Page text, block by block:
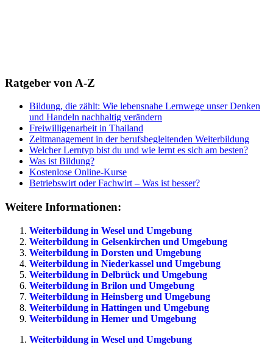
Ratgeber von A-Z
Bildung, die zählt: Wie lebensnahe Lernwege unser Denken
und Handeln nachhaltig verändern
Freiwilligenarbeit in Thailand
Zeitmanagement in der berufsbegleitenden Weiterbildung
Welcher Lerntyp bist du und wie lernt es sich am besten?
Was ist Bildung?
Kostenlose Online-Kurse
Betriebswirt oder Fachwirt – Was ist besser?
Weitere Informationen:
Weiterbildung in Wesel und Umgebung
Weiterbildung in Gelsenkirchen und Umgebung
Weiterbildung in Dorsten und Umgebung
Weiterbildung in Niederkassel und Umgebung
Weiterbildung in Delbrück und Umgebung
Weiterbildung in Brilon und Umgebung
Weiterbildung in Heinsberg und Umgebung
Weiterbildung in Hattingen und Umgebung
Weiterbildung in Hemer und Umgebung
Weiterbildung in Wesel und Umgebung